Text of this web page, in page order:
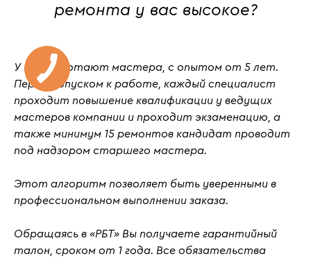
ремонта у вас высокое?
У нас работают мастера, с опытом от 5 лет.
Перед допуском к работе, каждый специалист
проходит повышение квалификации у ведущих
мастеров компании и проходит экзаменацию, а
также минимум 15 ремонтов кандидат проводит
под надзором старшего мастера.
Этот алгоритм позволяет быть уверенными в
профессиональном выполнении заказа.
Обращаясь в «РБТ» Вы получаете гарантийный
талон, сроком от 1 года. Все обязательства